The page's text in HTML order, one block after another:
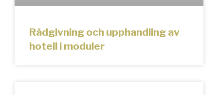
Rådgivning och upphandling av
hotell i moduler